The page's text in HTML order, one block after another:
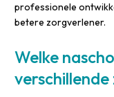
professionele
betere zorgverlener.
Welke